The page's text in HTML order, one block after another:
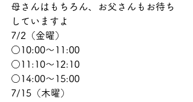
母さんはもちろん、お父さんもお待ち
していますよ
7/2（金曜）
○10:00～11:00
○11:10～12:10
○14:00～15:00
7/15（木曜）